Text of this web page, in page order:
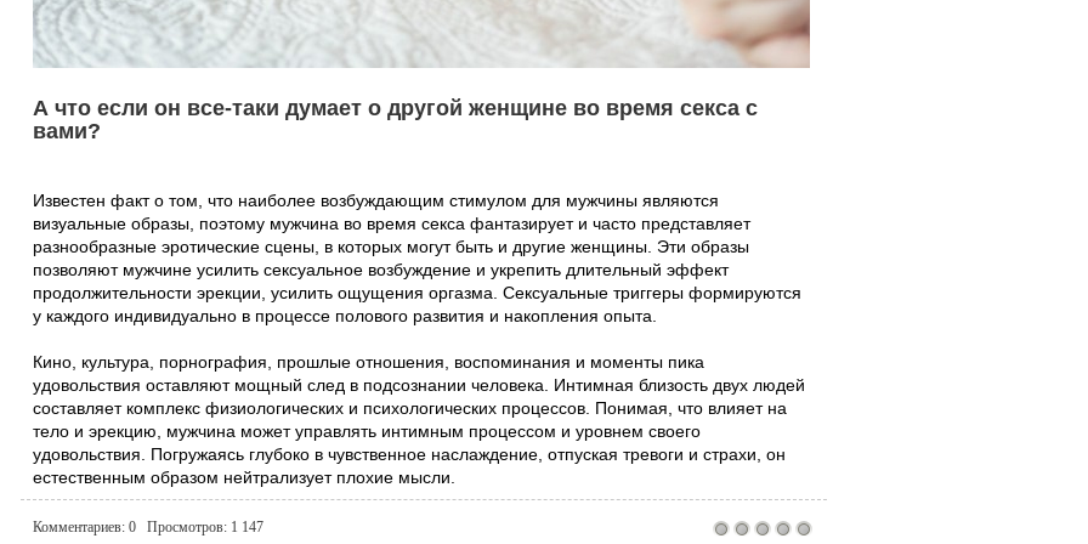
А что если он все-таки думает о другой женщине во время секса с
вами?
Известен факт о том, что наиболее возбуждающим стимулом для мужчины являются
визуальные образы, поэтому мужчина во время секса фантазирует и часто представляет
разнообразные эротические сцены, в которых могут быть и другие женщины. Эти образы
позволяют мужчине усилить сексуальное возбуждение и укрепить длительный эффект
продолжительности эрекции, усилить ощущения оргазма. Сексуальные триггеры формируются
у каждого индивидуально в процессе полового развития и накопления опыта.
Кино, культура, порнография, прошлые отношения, воспоминания и моменты пика
удовольствия оставляют мощный след в подсознании человека. Интимная близость двух людей
составляет комплекс физиологических и психологических процессов. Понимая, что влияет на
тело и эрекцию, мужчина может управлять интимным процессом и уровнем своего
удовольствия. Погружаясь глубоко в чувственное наслаждение, отпуская тревоги и страхи, он
естественным образом нейтрализует плохие мысли.
Комментариев: 0 Просмотров: 1 147